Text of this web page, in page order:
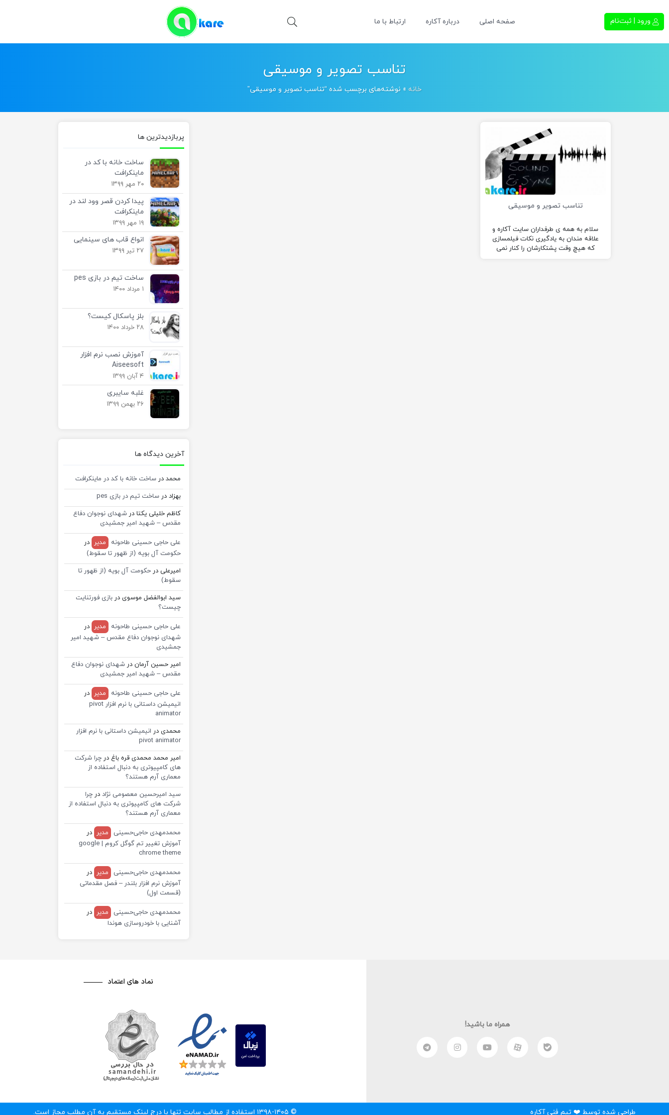
ورود | ثبت‌نام صفحه اصلی درباره آکاره ارتباط با ما
تناسب تصویر و موسیقی
خانه » نوشته‌های برچسب شده “تناسب تصویر و موسیقی”
تناسب تصویر و موسیقی
سلام به همه ی طرفداران سایت آکاره و
علاقه مندان به یادگیری نکات فیلمسازی
که هیچ وقت پشتکارشان را کنار نمی
پربازدیدترین ها
ساخت خانه با کد در
ماینکرافت
۲۰ مهر ۱۳۹۹
پیدا کردن قصر وود لند در
ماینکرافت
۱۹ مهر ۱۳۹۹
انواع قاب های سینمایی
۲۷ تیر ۱۳۹۹
ساخت تیم در بازی pes
۱ مرداد ۱۴۰۰
بلز پاسکال کیست؟
۲۸ خرداد ۱۴۰۰
آموزش نصب نرم افزار
Aiseesoft
۴ آبان ۱۳۹۹
غلبه سایبری
۲۶ بهمن ۱۳۹۹
آخرین دیدگاه ها
محمد درساخت خانه با کد در ماینکرافت
بهزاد درساخت تیم در بازی pes
کاظم خلیلی یکتا درشهدای نوجوان دفاع
مقدس – شهید امیر جمشیدی
علی حاجی حسینی طاحونه مدیر
در
حکومت آل بویه (از ظهور تا سقوط)
امیرعلی درحکومت آل بویه (از ظهور تا
سقوط)
سید ابوالفضل موسوی دربازی فورتنایت
چیست؟
علی حاجی حسینی طاحونه مدیر
در
شهدای نوجوان دفاع مقدس – شهید امیر
جمشیدی
امیر حسین آرمان درشهدای نوجوان دفاع
مقدس – شهید امیر جمشیدی
علی حاجی حسینی طاحونه مدیر
در
انیمیشن داستانی با نرم افزار pivot
animator
محمدی در انیمیشن داستانی با نرم افزار
pivot animator
امیر محمد محمدی قره باغ درچرا شرکت
های کامپیوتری به دنبال استفاده از
معماری آرم هستند؟
سید امیرحسین معصومی نژاد درچرا
شرکت های کامپیوتری به دنبال استفاده از
معماری آرم هستند؟
محمدمهدی حاجی‌حسینی مدیر
در
آموزش تغییر تم گوگل کروم | google
chrome theme
محمدمهدی حاجی‌حسینی مدیر
در
آموزش نرم افزار بلندر – فصل مقدماتی
(قسمت اول)
محمدمهدی حاجی‌حسینی مدیر
در
آشنایی با خودروسازی هوندا
همراه ما باشید!
نماد های اعتماد
طراحی شده توسط ❤️ تیم فنی آکاره © ۱۳۹۸-۱۴۰۵ استفاده از مطالب سایت تنها با درج لینک مستقیم به آن مطلب مجاز است.‌